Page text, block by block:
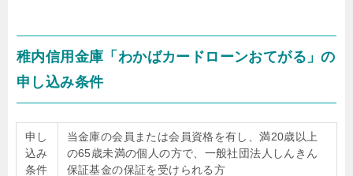
稚内信用金庫「わかばカードローンおてがる」の
申し込み条件
申し
込み
条件
当金庫の会員または会員資格を有し、満20歳以上
の65歳未満の個人の方で、一般社団法人しんきん
保証基金の保証を受けられる方